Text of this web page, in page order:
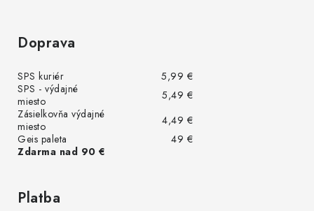
Doprava
SPS kuriér
5,99 €
SPS - výdajné
miesto
5,49 €
Zásielkovňa výdajné
miesto
4,49 €
Geis paleta
49 €
Zdarma nad 90 €
Platba